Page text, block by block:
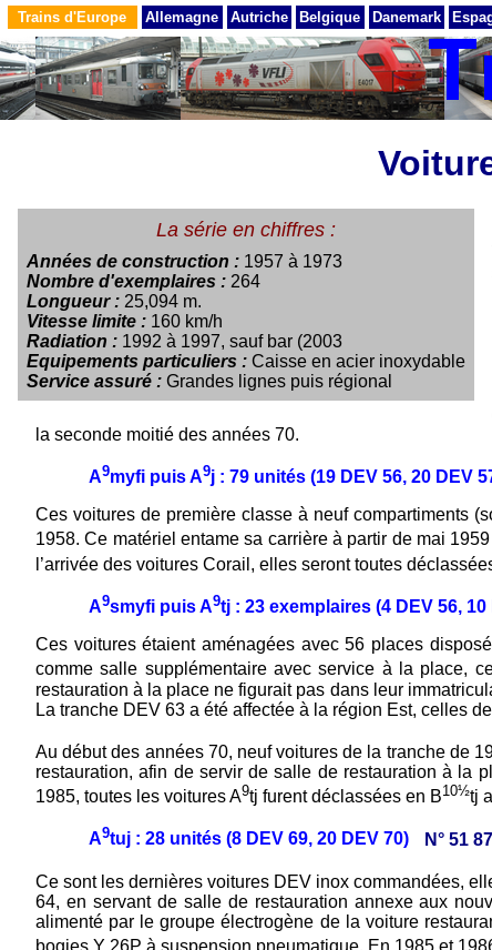
Trains d'Europe Allemagne Autriche Belgique Danemark
La série en chiffres :
Années de construction : 1957 à 1973
Nombre d'exemplaires : 264
Longueur : 25,094 m.
Vitesse limite : 160 km/h
Radiation : 1992 à 1997, sauf bar (2003
Equipements particuliers : Caisse en acier inoxydable
Service assuré : Grandes lignes puis régional
la seconde moitié des années 70.
A9myfi puis A9j : 79 unités (19 DEV 56, 20 DEV
Ces voitures de première classe à neuf compartiments
1958. Ce matériel entame sa carrière à partir de mai
l’arrivée des voitures Corail, elles seront toutes
A9smyfi puis A9tj : 23 exemplaires (4 DEV 56, 10
Ces voitures étaient aménagées avec 56 places
comme salle supplémentaire avec service à la place,
restauration à la place ne figurait pas dans leur
La tranche DEV 63 a été affectée à la région Est, celles
Au début des années 70, neuf voitures de la tranche de
restauration, afin de servir de salle de restauration à la
1985, toutes les voitures A9tj furent déclassées en B10½tj
A9tuj : 28 unités (8 DEV 69, 20 DEV 70) N° 51
Ce sont les dernières voitures DEV inox commandées,
64, en servant de salle de restauration annexe aux
alimenté par le groupe électrogène de la voiture